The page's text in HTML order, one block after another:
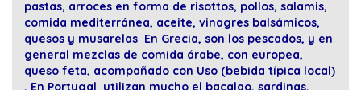
pastas, arroces en forma de risottos, pollos, salamis,
comida mediterránea, aceite, vinagres balsámicos,
quesos y musarelas En Grecia, son los pescados, y en
general mezclas de comida árabe, con europea,
queso feta, acompañado con Uso (bebida típica local)
, En Portugal utilizan mucho el bacalao, sardinas,